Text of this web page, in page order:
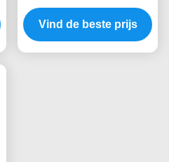
met volledige
automatische besturing
voor op maat gemaakte
Vind de beste prijs